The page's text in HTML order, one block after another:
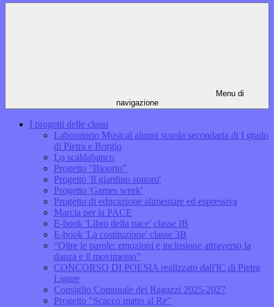
Menu di
navigazione
I progetti delle classi
Laboratorio Musical alunni scuola secondaria di I grado
di Pietra e Borgio
Lo scaldabanco
Progetto "Bioorto"
Progetto 'Il giardino sonoro'
Progetto 'Games week'
Progetto di educazione alimentare ed espressiva
Marcia per la PACE
E-book 'Libro della pace' classe IB
E-book 'La costituzione' classe 3B
“Oltre le parole: emozioni e inclusione attraverso la
danza e il movimento”
CONCORSO DI POESIA realizzato dall'IC di Pietra
Ligure
Consiglio Comunale dei Ragazzi 2025-2027
Progetto "Scacco matto al Re"